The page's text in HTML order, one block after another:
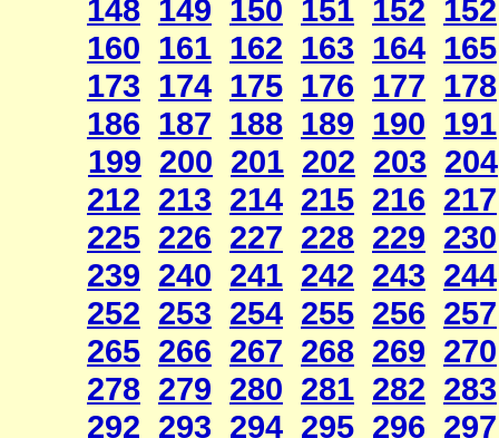
148 149 150 151 152 152
160 161 162 163 164 165
173 174 175 176 177 178
186 187 188 189 190 191
199 200 201 202 203 204
212 213 214 215 216 217
225 226 227 228 229 230
239 240 241 242 243 244
252 253 254 255 256 257
265 266 267 268 269 270
278 279 280 281 282 283
292 293 294 295 296 297